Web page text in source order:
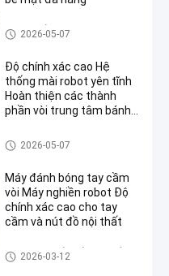
Máy nghiền và đánh bóng
2026-05-07
Độ chính xác cao Hệ
thống mài robot yên tĩnh
Hoàn thiện các thành
phần vòi trung tâm bánh
Công cụ xây dựng
2026-05-07
Máy đánh bóng tay cầm
vòi Máy nghiền robot Độ
chính xác cao cho tay
cầm và nút đồ nội thất
Các thành phần đồ nội thất ki
m loại
2026-03-12